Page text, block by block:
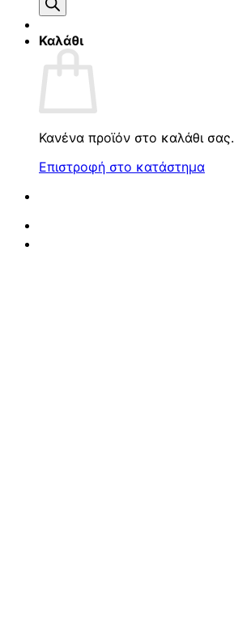
Καλάθι
Κανένα προϊόν στο καλάθι σας.
Επιστροφή στο κατάστημα